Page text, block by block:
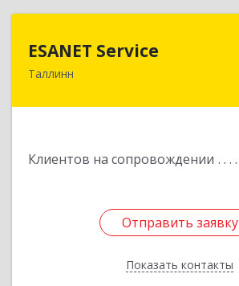
ESANET Serviсe
Таллинн
Клиентов на сопровождении
Отправить заявку
Показать контакты
Отправить заявку
Назад